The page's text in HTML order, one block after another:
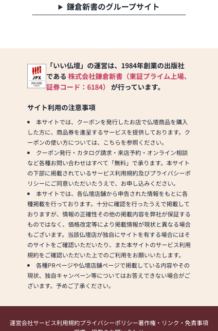
鎌倉新書のグループサイト
「いい仏壇」の運営は、1984年創業の出版社
である 株式会社鎌倉新書（東証プライム上場、
証券コード：6184） が行っています。
サイト利用の注意事項
本サイトでは、クーポンを発行したお店で仏壇商品を購入
した方に、商品券を進呈するサービスを提供しております。ク
ーポンの使い方については、こちらを参照ください。
クーポン発行・カタログ請求・来店予約・オンライン相談
など各種お問い合わせはすべて「無料」で承ります。本サイト
の下部に掲載されているサービス利用規約及びプライバシーポ
リシーにご同意いただいたうえで、お申し込みください。
本サイトでは、各仏壇店舗から申告された情報をもとに各
種掲載を行っております。十分に確認を行ったうえで掲載して
おりますが、情報の正確性その他の掲載内容を弊社が保証する
ものではなく、価格改定等により掲載情報が現状と異なる場合
もございます。当該仏壇店が独自にサイトを有する場合にはそ
のサイトをご確認いただいたり、また本サイトのサービス利用
規約をご確認いただいた上でのご利用をお願いいたします。
各種PRページや仏壇店舗ページで掲載している内容やその
現状、独自キャンペーン等についてはお答えできない場合がご
ざいます。予めご了承ください。
運営会社サービス利用規約プライバシーポリシー著作権・リンク・免責事項